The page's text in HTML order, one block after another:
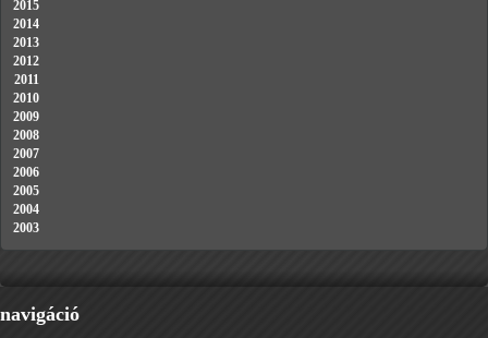
2015
2014
2013
2012
2011
2010
2009
2008
2007
2006
2005
2004
2003
navigáció